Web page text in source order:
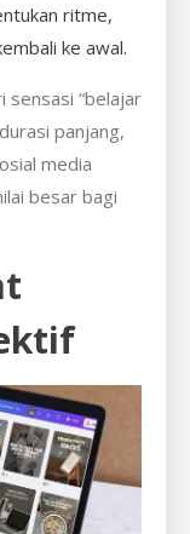
ritme,
ke awal.
sensasi “belajar
panjang,
media
besar bagi